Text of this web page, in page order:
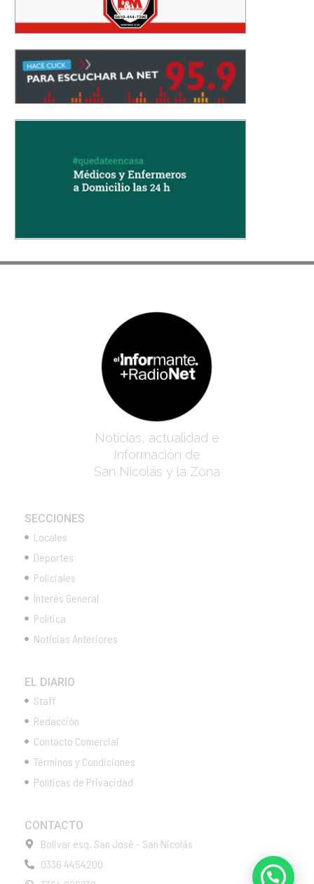
Noticias, actualidad e
Información de
San Nicolás y la Zona
SECCIONES
Locales
Deportes
Policiales
Interés General
Política
Noticias Anteriores
EL DIARIO
Staff
Redacción
Contacto Comercial
Términos y Condiciones
Políticas de Privacidad
CONTACTO
Bolivar esq. San José - San Nicolás
0336 4454200